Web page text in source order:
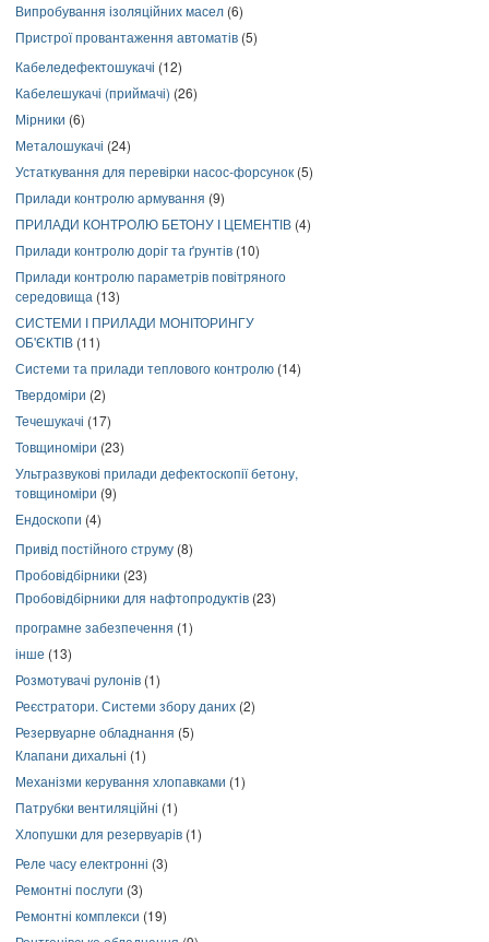
Випробування ізоляційних масел (6)
Пристрої провантаження автоматів (5)
Кабеледефектошукачі (12)
Кабелешукачі (приймачі) (26)
Мірники (6)
Металошукачі (24)
Устаткування для перевірки насос-форсунок (5)
Прилади контролю армування (9)
ПРИЛАДИ КОНТРОЛЮ БЕТОНУ І ЦЕМЕНТІВ (4)
Прилади контролю доріг та ґрунтів (10)
Прилади контролю параметрів повітряного
середовища (13)
СИСТЕМИ І ПРИЛАДИ МОНІТОРИНГУ
ОБ'ЄКТІВ (11)
Системи та прилади теплового контролю (14)
Твердоміри (2)
Течешукачі (17)
Товщиноміри (23)
Ультразвукові прилади дефектоскопії бетону,
товщиноміри (9)
Ендоскопи (4)
Привід постійного струму (8)
Пробовідбірники (23)
Пробовідбірники для нафтопродуктів (23)
програмне забезпечення (1)
інше (13)
Розмотувачі рулонів (1)
Реєстратори. Системи збору даних (2)
Резервуарне обладнання (5)
Клапани дихальні (1)
Механізми керування хлопавками (1)
Патрубки вентиляційні (1)
Хлопушки для резервуарів (1)
Реле часу електронні (3)
Ремонтні послуги (3)
Ремонтні комплекси (19)